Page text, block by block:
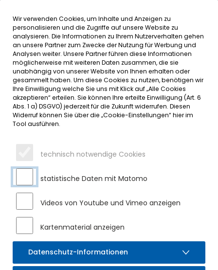
MENÜ
SERVICE
DATUMSMENÜ
JAHR WÄHLEN
MONAT WÄHLEN
Wir verwenden Cookies, um Inhalte und Anzeigen zu
personalisieren und die Zugriffe auf unsere Website zu
analysieren. Die Informationen zu Ihrem Nutzerverhalten gehen
an unsere Partner zum Zwecke der Nutzung für Werbung und
Analysen weiter. Unsere Partner führen diese Informationen
möglicherweise mit weiteren Daten zusammen, die sie
unabhängig von unserer Website von Ihnen erhalten oder
gesammelt haben. Um diese Cookies zu nutzen, benötigen wir
Ihre Einwilligung welche Sie uns mit Klick auf „Alle Cookies
akzeptieren“ erteilen. Sie können Ihre erteilte Einwilligung (Art. 6
Abs. 1 a) DSGVO) jederzeit für die Zukunft widerrufen. Diesen
Widerruf können Sie über die „Cookie-Einstellungen“ hier im
Tool ausführen.
technisch notwendige Cookies
statistische Daten mit Matomo
Videos von Youtube und Vimeo anzeigen
Kartenmaterial anzeigen
Datenschutz-Informationen